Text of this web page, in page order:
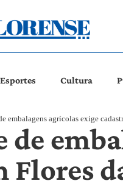
Esportes Cultura
embalagens agrícolas exige
Flores